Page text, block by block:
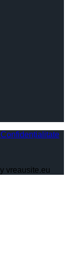
vreausite.eu